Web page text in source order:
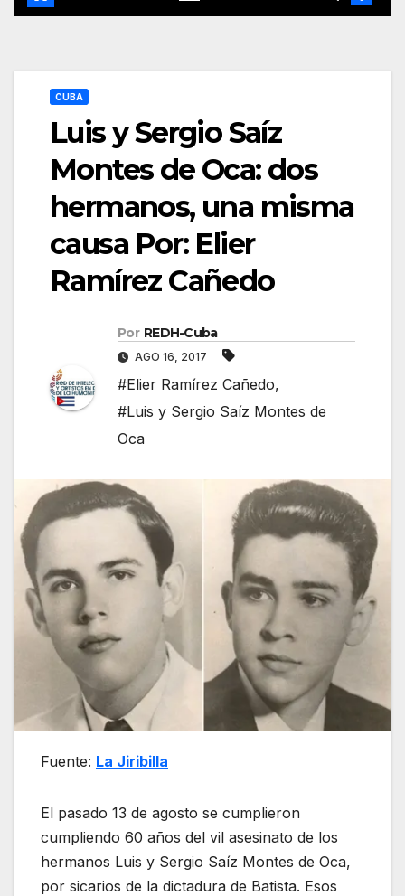
CUBA
Luis y Sergio Saíz
Montes de Oca: dos
hermanos, una misma
causa Por: Elier
Ramírez Cañedo
Por REDH-Cuba
AGO 16, 2017
#Elier Ramírez Cañedo,
#Luis y Sergio Saíz Montes de
Oca
Fuente: La Jiribilla
El pasado 13 de agosto se cumplieron
cumpliendo 60 años del vil asesinato de los
hermanos Luis y Sergio Saíz Montes de Oca,
por sicarios de la dictadura de Batista. Esos